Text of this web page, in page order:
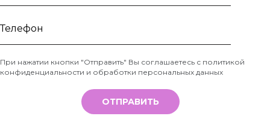
Ваше
Телефон
*
При нажатии кнопки "Отправить" Вы соглашаетесь с политикой
конфиденциальности и обработки персональных данных
ОТПРАВИТЬ